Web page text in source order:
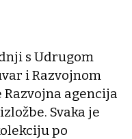
s Udrugom
i Razvojnom
agencija
Svaka je
po